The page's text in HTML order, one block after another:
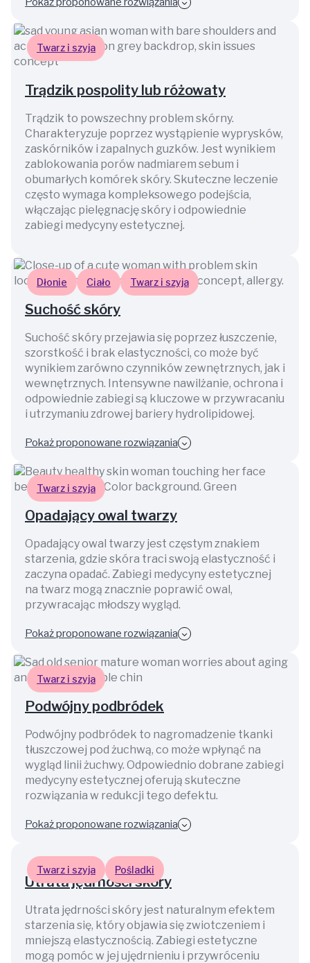
Twarz i szyja
Trądzik pospolity lub różowaty
Trądzik to powszechny problem skórny.
Charakteryzuje poprzez wystąpienie wyprysków,
zaskórników i zapalnych guzków. Jest wynikiem
zablokowania porów nadmiarem sebum i
obumarłych komórek skóry. Skuteczne leczenie
często wymaga kompleksowego podejścia,
włączając pielęgnację skóry i odpowiednie
zabiegi medycyny estetycznej.
Dłonie Ciało Twarz i szyja
Suchość skóry
Suchość skóry przejawia się poprzez łuszczenie,
szorstkość i brak elastyczności, co może być
wynikiem zarówno czynników zewnętrznych, jak i
wewnętrznych. Intensywne nawilżanie, ochrona i
odpowiednie zabiegi są kluczowe w przywracaniu
i utrzymaniu zdrowej bariery hydrolipidowej.
Pokaż proponowane rozwiązania
Twarz i szyja
Opadający owal twarzy
Opadający owal twarzy jest częstym znakiem
starzenia, gdzie skóra traci swoją elastyczność i
zaczyna opadać. Zabiegi medycyny estetycznej
na twarz mogą znacznie poprawić owal,
przywracając młodszy wygląd.
Pokaż proponowane rozwiązania
Twarz i szyja
Podwójny podbródek
Podwójny podbródek to nagromadzenie tkanki
tłuszczowej pod żuchwą, co może wpłynąć na
wygląd linii żuchwy. Odpowiednio dobrane zabiegi
medycyny estetycznej oferują skuteczne
rozwiązania w redukcji tego defektu.
Pokaż proponowane rozwiązania
Twarz i szyja Pośladki
Utrata jędrności skóry
Utrata jędrności skóry jest naturalnym efektem
starzenia się, który objawia się zwiotczeniem i
mniejszą elastycznością. Zabiegi estetyczne
mogą pomóc w jej ujędrnieniu i przywróceniu